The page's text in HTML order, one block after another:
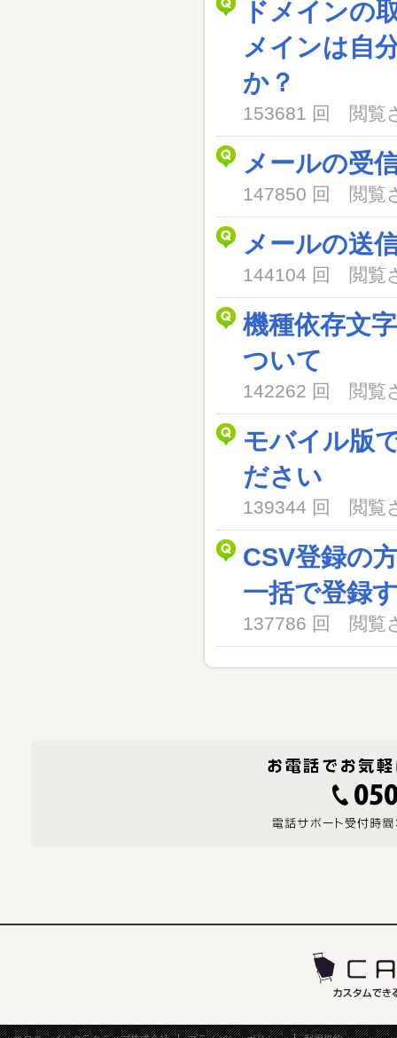
ドメインの
メインは自
か？
153681 回 閲覧
メールの受
147850 回 閲覧
メールの送
144104 回 閲覧
機種依存文
ついて
142262 回 閲覧
モバイル版
ださい
139344 回 閲覧
CSV登録の
一括で登録
137786 回 閲覧